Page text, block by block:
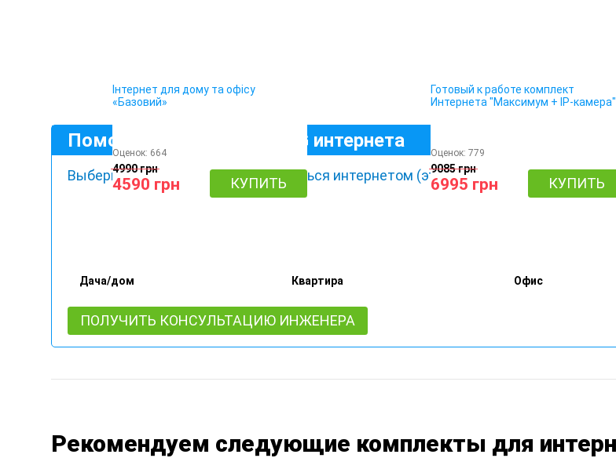
Інтернет для дому та офісу
«Базовий»
Оценок: 664
4990 грн
4590 грн КУПИТЬ
Готовый к работе комплект
Интернета "Максимум + IP-камера"
Оценок: 779
9085 грн
6995 грн КУПИТЬ
Помощник выбора 4G / 3G интернета
Выберите, где Вы будете пользоваться интернетом (это позволит нам
Дача/дом Квартира Офис
ПОЛУЧИТЬ КОНСУЛЬТАЦИЮ ИНЖЕНЕРА
Рекомендуем следующие комплекты для